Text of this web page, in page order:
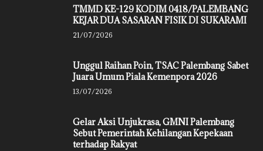
TMMD KE-129 KODIM 0418/PALEMBANG
KEJAR DUA SASARAN FISIK DI SUKARAMI
21/07/2026
Unggul Raihan Poin, TSAC Palembang Sabet
Juara Umum Piala Kemenpora 2026
13/07/2026
Gelar Aksi Unjukrasa, GMNI Palembang
Sebut Pemerintah Kehilangan Kepekaan
terhadap Rakyat